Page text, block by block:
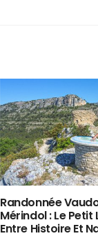
Randonnée
Mérindol : Le Petit
Entre Histoire Et